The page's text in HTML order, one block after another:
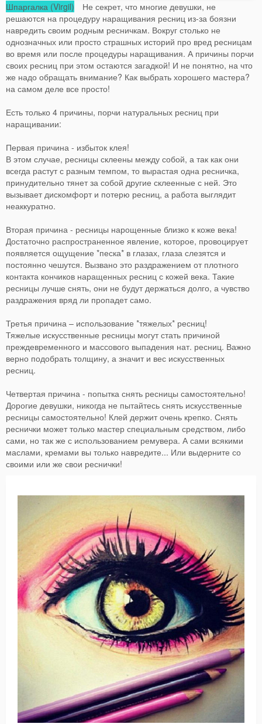
Шпаргалка (Virgil) Не секрет, что многие девушки, не
решаются на процедуру наращивания ресниц из-за боязни
навредить своим родным ресничкам. Вокруг столько не
однозначных или просто страшных историй про вред ресницам
во время или после процедуры наращивания. А причины порчи
своих ресниц при этом остаются загадкой! И не понятно, на что
же надо обращать внимание? Как выбрать хорошего мастера?
на самом деле все просто!
Есть только 4 причины, порчи натуральных ресниц при
наращивании:
Первая причина - избыток клея!
В этом случае, ресницы склеены между собой, а так как они
всегда растут с разным темпом, то вырастая одна ресничка,
принудительно тянет за собой другие склеенные с ней. Это
вызывает дискомфорт и потерю ресниц, а работа выглядит
неаккуратно.
Вторая причина - ресницы нарощенные близко к коже века!
Достаточно распространенное явление, которое, провоцирует
появляется ощущение *песка* в глазах, глаза слезятся и
постоянно чешутся. Вызвано это раздражением от плотного
контакта кончиков наращенных ресниц с кожей века. Такие
ресницы лучше снять, они не будут держаться долго, а чувство
раздражения вряд ли пропадет само.
Третья причина – использование *тяжелых* ресниц!
Тяжелые искусственные ресницы могут стать причиной
преждевременного и массового выпадения нат. ресниц. Важно
верно подобрать толщину, а значит и вес искусственных
ресниц.
Четвертая причина - попытка снять ресницы самостоятельно!
Дорогие девушки, никогда не пытайтесь снять искусственные
ресницы самостоятельно! Клей держит очень крепко. Снять
реснички может только мастер специальным средством, либо
сами, но так же с использованием ремувера. А сами всякими
маслами, кремами вы только навредите... Или выдерните со
своими или же свои реснички!